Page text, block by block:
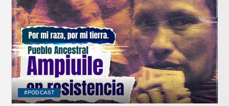
#PODCAST